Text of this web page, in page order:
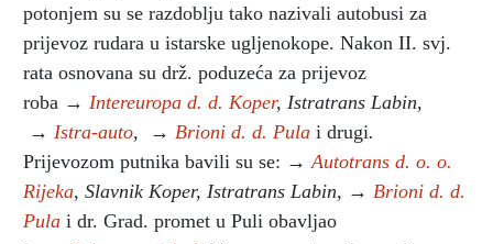
potonjem su se razdoblju tako nazivali autobusi za
prijevoz rudara u istarske ugljenokope. Nakon II. svj.
rata osnovana su drž. poduzeća za prijevoz
roba → Intereuropa d. d. Koper, Istratrans Labin,
→ Istra-auto, → Brioni d. d. Pula i drugi.
Prijevozom putnika bavili su se: → Autotrans d. o. o.
Rijeka, Slavnik Koper, Istratrans Labin, → Brioni d. d.
Pula i dr. Grad. promet u Puli obavljao